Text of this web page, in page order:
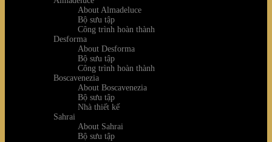
About Almadeluce
Bộ sưu tập
Công trình hoàn thành
Desforma
About Desforma
Bộ sưu tập
Công trình hoàn thành
Boscavenezia
About Boscavenezia
Bộ sưu tập
Nhà thiết kế
Sahrai
About Sahrai
Bộ sưu tập